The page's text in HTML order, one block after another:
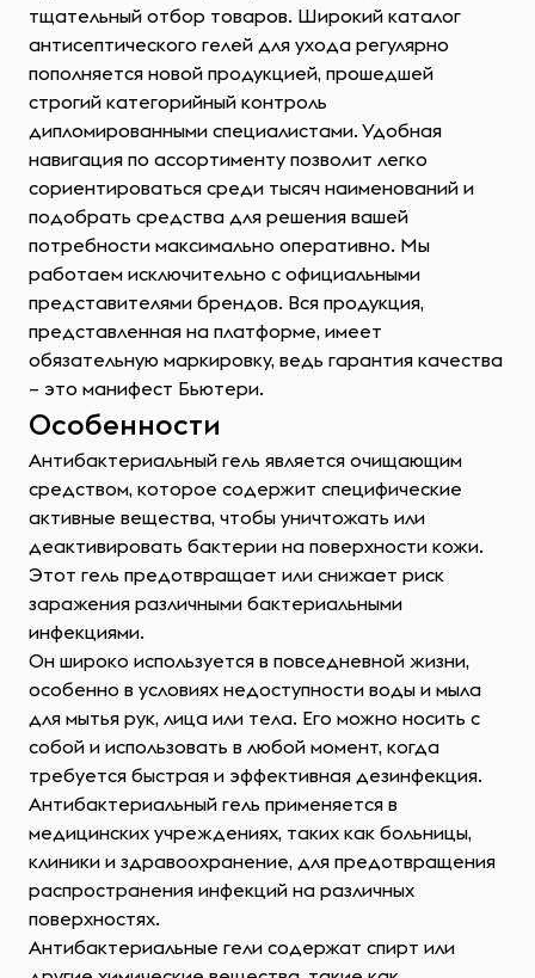
тщательный отбор товаров. Широкий каталог
антисептического гелей для ухода регулярно
пополняется новой продукцией, прошедшей
строгий категорийный контроль
дипломированными специалистами. Удобная
навигация по ассортименту позволит легко
сориентироваться среди тысяч наименований и
подобрать средства для решения вашей
потребности максимально оперативно. Мы
работаем исключительно с официальными
представителями брендов. Вся продукция,
представленная на платформе, имеет
обязательную маркировку, ведь гарантия качества
– это манифест Бьютери.
Особенности
Антибактериальный гель является очищающим
средством, которое содержит специфические
активные вещества, чтобы уничтожать или
деактивировать бактерии на поверхности кожи.
Этот гель предотвращает или снижает риск
заражения различными бактериальными
инфекциями.
Он широко используется в повседневной жизни,
особенно в условиях недоступности воды и мыла
для мытья рук, лица или тела. Его можно носить с
собой и использовать в любой момент, когда
требуется быстрая и эффективная дезинфекция.
Антибактериальный гель применяется в
медицинских учреждениях, таких как больницы,
клиники и здравоохранение, для предотвращения
распространения инфекций на различных
поверхностях.
Антибактериальные гели содержат спирт или